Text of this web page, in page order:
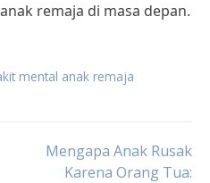
remaja di masa depan.
mental anak remaja
Mengapa Anak Rusak
Karena Orang Tua: